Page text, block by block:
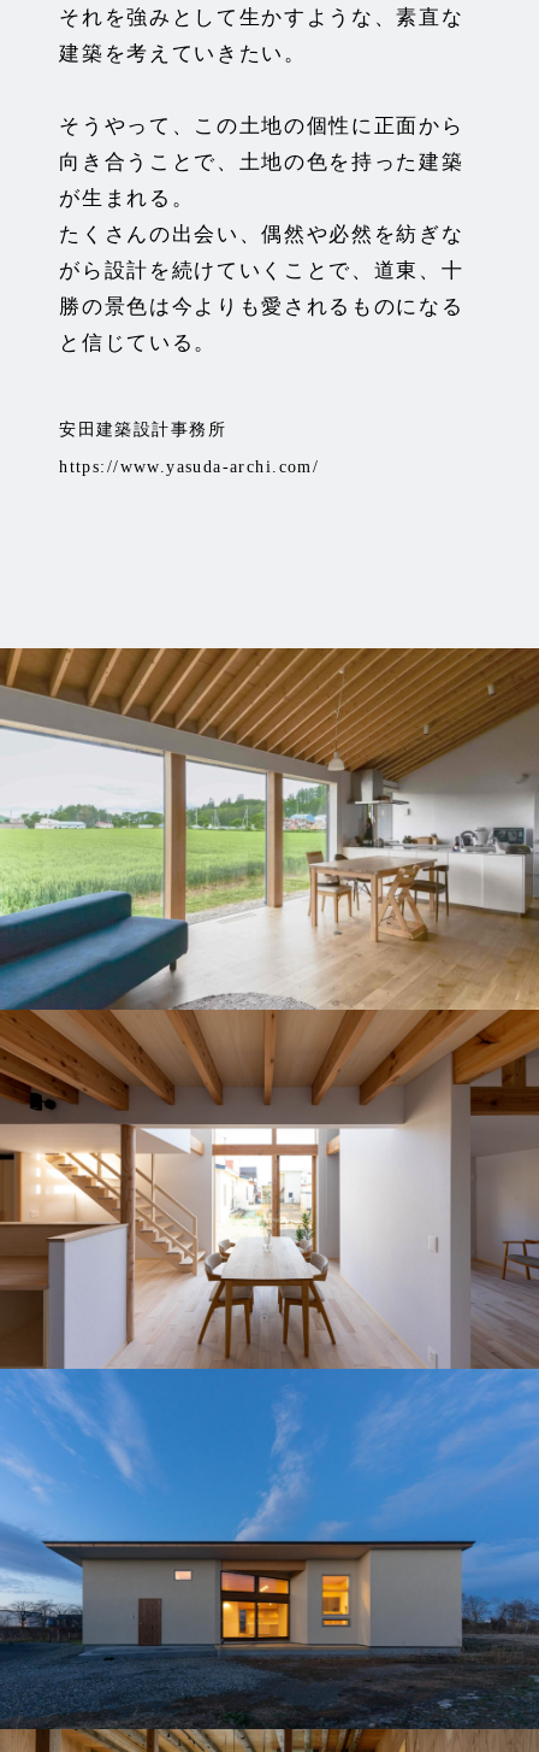
それを強みとして生かすよ うな、素直な
建築を考えていきたい。
そうやって、この土地の個性に正面から
向き合うことで、土地の色を持った建築
が生まれる。
たくさんの出会い、偶然や必然を紡ぎな
がら設計を続けていくこと で、道東、十
勝の景色は今よりも愛されるものになる
と信じている 。
安田建築設計事務所
https://www.yasuda-archi.com/